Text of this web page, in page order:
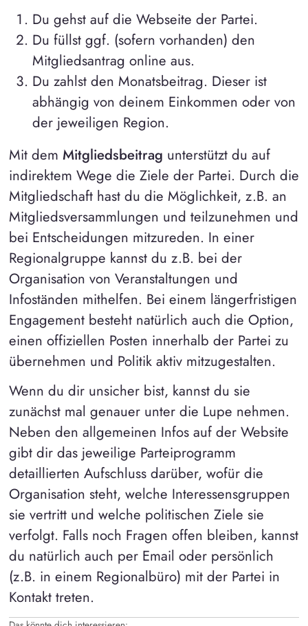
Du gehst auf die Webseite der Partei.
Du füllst ggf. (sofern vorhanden) den
Mitgliedsantrag online aus.
Du zahlst den Monatsbeitrag. Dieser ist
abhängig von deinem Einkommen oder von
der jeweiligen Region.
Mit dem Mitgliedsbeitrag unterstützt du auf
indirektem Wege die Ziele der Partei. Durch die
Mitgliedschaft hast du die Möglichkeit, z.B. an
Mitgliedsversammlungen und teilzunehmen und
bei Entscheidungen mitzureden. In einer
Regionalgruppe kannst du z.B. bei der
Organisation von Veranstaltungen und
Infoständen mithelfen. Bei einem längerfristigen
Engagement besteht natürlich auch die Option,
einen offiziellen Posten innerhalb der Partei zu
übernehmen und Politik aktiv mitzugestalten.
Wenn du dir unsicher bist, kannst du sie
zunächst mal genauer unter die Lupe nehmen.
Neben den allgemeinen Infos auf der Website
gibt dir das jeweilige Parteiprogramm
detaillierten Aufschluss darüber, wofür die
Organisation steht, welche Interessensgruppen
sie vertritt und welche politischen Ziele sie
verfolgt. Falls noch Fragen offen bleiben, kannst
du natürlich auch per Email oder persönlich
(z.B. in einem Regionalbüro) mit der Partei in
Kontakt treten.